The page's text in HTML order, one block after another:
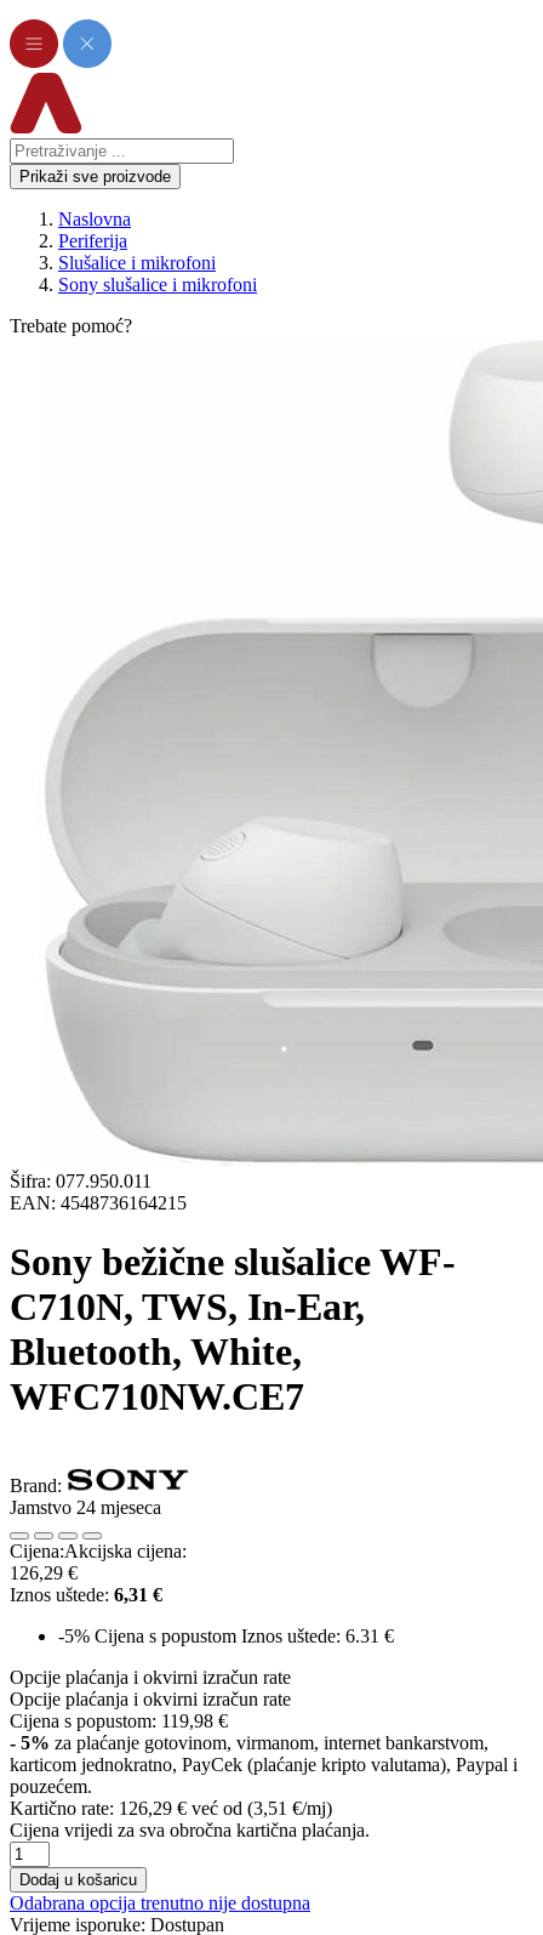
Prikaži sve proizvode
Naslovna
Periferija
Slušalice i mikrofoni
Sony slušalice i mikrofoni
Trebate pomoć?
Šifra: 077.950.011
EAN: 4548736164215
Sony bežične slušalice WF-
C710N, TWS, In-Ear,
Bluetooth, White,
WFC710NW.CE7
Brand:
Jamstvo 24 mjeseca
Cijena:Akcijska cijena:
126,29 €
Iznos uštede: 6,31 €
-5% Cijena s popustom Iznos uštede: 6.31 €
Opcije plaćanja i okvirni izračun rate
Opcije plaćanja i okvirni izračun rate
Cijena s popustom: 119,98 €
- 5% za plaćanje gotovinom, virmanom, internet bankarstvom,
karticom jednokratno, PayCek (plaćanje kripto valutama), Paypal i
pouzećem.
Kartično rate: 126,29 € već od (3,51 €/mj)
Cijena vrijedi za sva obročna kartična plaćanja.
Dodaj u košaricu
Odabrana opcija trenutno nije dostupna
Vrijeme isporuke: Dostupan